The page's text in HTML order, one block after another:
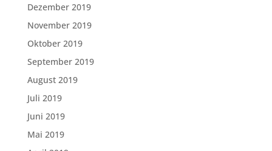
Dezember 2019
November 2019
Oktober 2019
September 2019
August 2019
Juli 2019
Juni 2019
Mai 2019